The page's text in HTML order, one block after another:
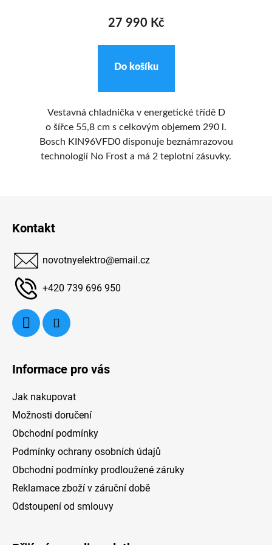
27 990 Kč
Do košíku
Vestavná chladnička v energetické třídě D
o šířce 55,8 cm s celkovým objemem 290 l.
Bosch KIN96VFD0 disponuje beznámrazovou
technologií No Frost a má 2 teplotní zásuvky.
Kontakt
novotnyelektro@email.cz
+420 739 696 950
Informace pro vás
Jak nakupovat
Možnosti doručení
Obchodní podmínky
Podmínky ochrany osobních údajů
Obchodní podmínky prodloužené záruky
Reklamace zboží v záruční době
Odstoupení od smlouvy